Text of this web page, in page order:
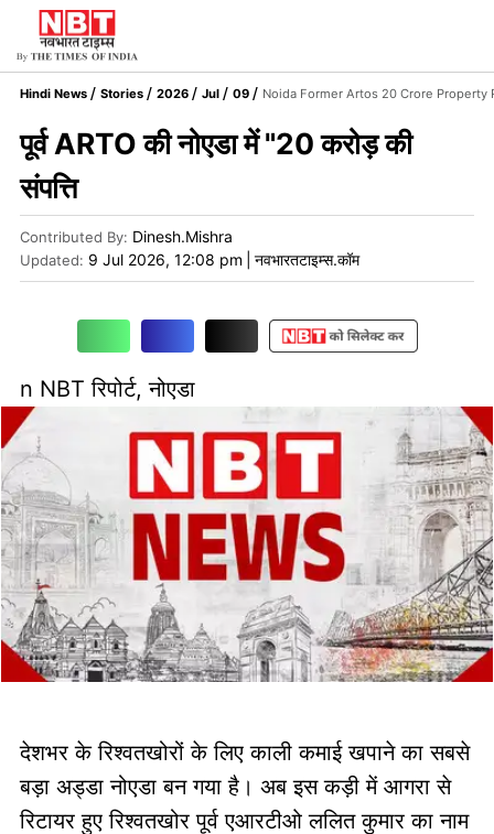
Hindi News Stories 2026 Jul 09 Noida Former Artos 20 Crore Property
पूर्व ARTO की नोएडा में "20 करोड़ की
संपत्ति
Contributed By: Dinesh.Mishra
Updated: 9 Jul 2026, 12:08 pm नवभारतटाइम्स.कॉम
n NBT रिपोर्ट, नोएडा
देशभर के रिश्वतखोरों के लिए काली कमाई खपाने का सबसे
बड़ा अड्डा नोएडा बन गया है। अब इस कड़ी में आगरा से
रिटायर हुए रिश्वतखोर पूर्व एआरटीओ ललित कुमार का नाम